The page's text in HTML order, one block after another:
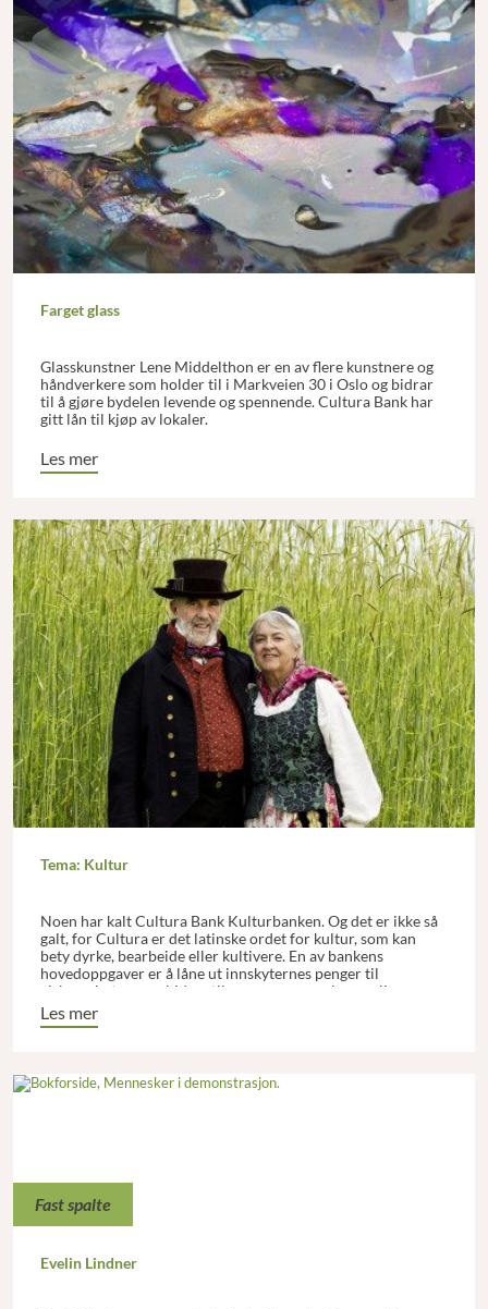
Farget glass
Glasskunstner Lene Middelthon er en av flere kunstnere og
håndverkere som holder til i Markveien 30 i Oslo og bidrar
til å gjøre bydelen levende og spennende. Cultura Bank har
gitt lån til kjøp av lokaler.
Les mer
Tema: Kultur
Noen har kalt Cultura Bank Kulturbanken. Og det er ikke så
galt, for Cultura er det latinske ordet for kultur, som kan
bety dyrke, bearbeide eller kultivere. En av bankens
hovedoppgaver er å låne ut innskyternes penger til
virksomheter som bidrar til en mer menneskevennlig
samfunnsutvikling, og blant låntagerne finnes det også en
rekke kulturvirksomheter.
Les mer
Fast spalte
Evelin Lindner